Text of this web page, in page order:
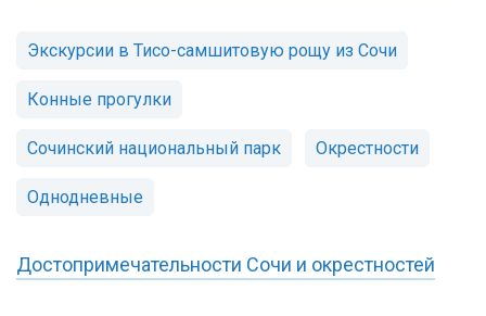
Экскурсии в Тисо-самшитовую рощу из Сочи
Конные прогулки
Сочинский национальный парк Окрестности
Однодневные
Достопримечательности Сочи и окрестностей